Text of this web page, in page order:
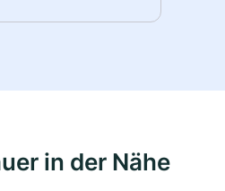
in der Nähe